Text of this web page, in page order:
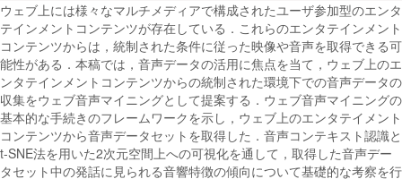
ウェブ上には様々なマルチメディアで構成されたユーザ参加型のエンタ
テインメントコンテンツが存在している．これらのエンタテインメント
コンテンツからは，統制された条件に従った映像や音声を取得できる可
能性がある．本稿では，音声データの活用に焦点を当て，ウェブ上のエ
ンタテインメントコンテンツからの統制された環境下での音声データの
収集をウェブ音声マイニングとして提案する．ウェブ音声マイニングの
基本的な手続きのフレームワークを示し，ウェブ上のエンタテイメント
コンテンツから音声データセットを取得した．音声コンテキスト認識と
t-SNE法を用いた2次元空間上への可視化を通して，取得した音声デー
タセット中の発話に見られる音響特徴の傾向について基礎的な考察を行